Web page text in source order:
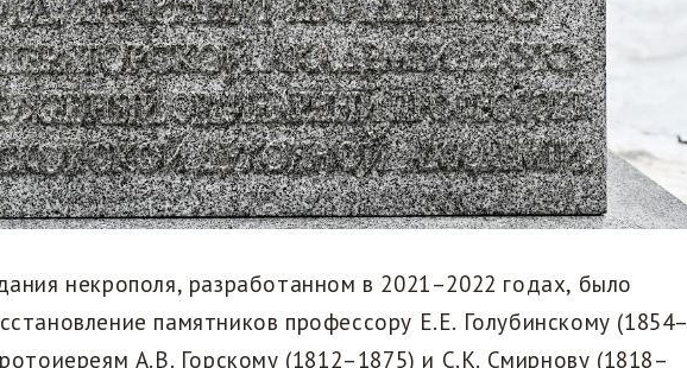
некрополя, разработанном в 2021–2022 годах, было
памятников профессору Е.Е. Голубинскому (1854–
А.В. Горскому (1812–1875) и С.К. Смирнову (1818–